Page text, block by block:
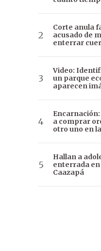
Corte anula
acusado de
enterrar
Video:
un parque
aparecen
a comprar
otro uno en
Hallan a
enterrada
Caazapá